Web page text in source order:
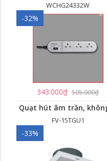
WCHG24332W
-32%
343.000₫ 505.000₫
FV-15TGU1
-33%